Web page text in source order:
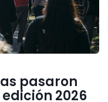
pasaron
2026